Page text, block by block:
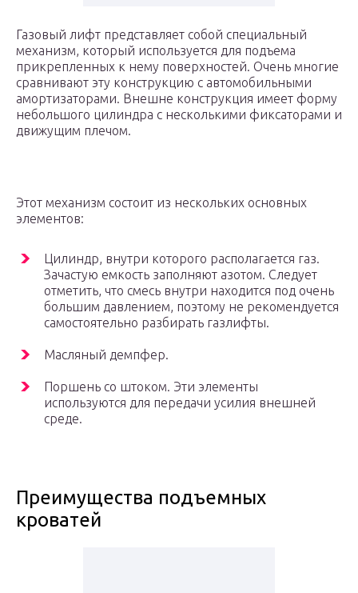
Газовый лифт представляет собой специальный
механизм, который используется для подъема
прикрепленных к нему поверхностей. Очень многие
сравнивают эту конструкцию с автомобильными
амортизаторами. Внешне конструкция имеет форму
небольшого цилиндра с несколькими фиксаторами и
движущим плечом.
Этот механизм состоит из нескольких основных
элементов:
Цилиндр, внутри которого располагается газ.
Зачастую емкость заполняют азотом. Следует
отметить, что смесь внутри находится под очень
большим давлением, поэтому не рекомендуется
самостоятельно разбирать газлифты.
Масляный демпфер.
Поршень со штоком. Эти элементы
используются для передачи усилия внешней
среде.
Преимущества подъемных
кроватей